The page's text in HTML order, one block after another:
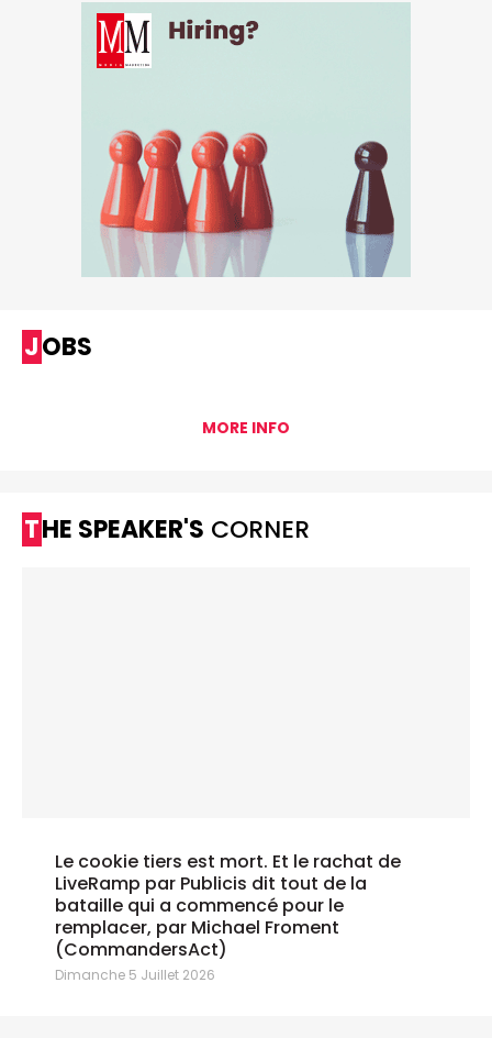
JOBS
MORE INFO
THE SPEAKER'S CORNER
Le cookie tiers est mort. Et le rachat de
LiveRamp par Publicis dit tout de la
bataille qui a commencé pour le
remplacer, par Michael Froment
(CommandersAct)
Dimanche 5 Juillet 2026